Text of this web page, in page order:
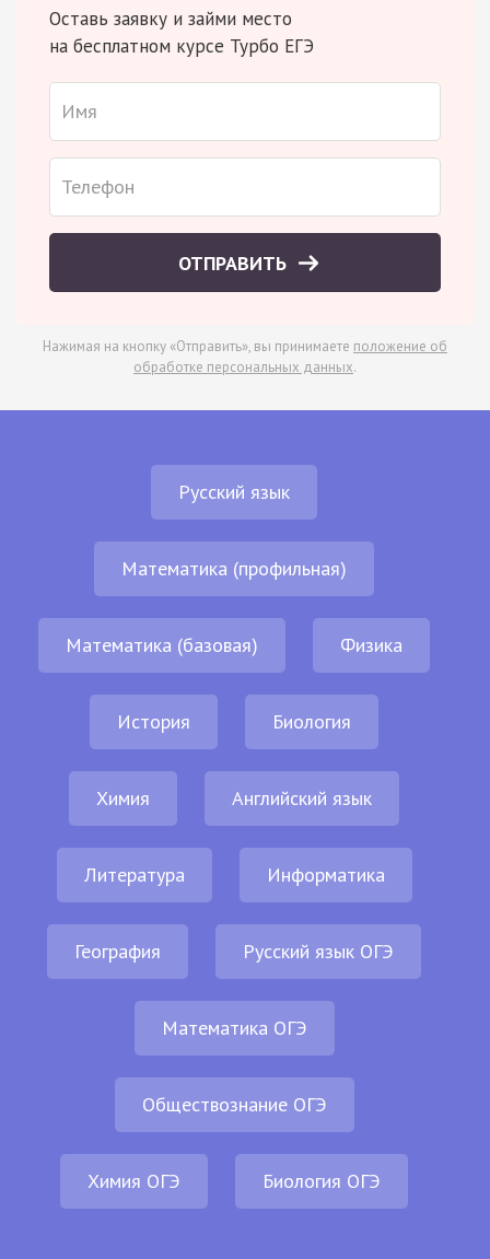
Оставь заявку и займи место
на бесплатном курсе Турбо ЕГЭ
ОТПРАВИТЬ
Нажимая на кнопку «Отправить», вы принимаете положение об
обработке персональных данных.
Русский язык
Математика (профильная)
Математика (базовая) Физика
История Биология
Химия Английский язык
Литература Информатика
География Русский язык ОГЭ
Математика ОГЭ
Обществознание ОГЭ
Химия ОГЭ Биология ОГЭ